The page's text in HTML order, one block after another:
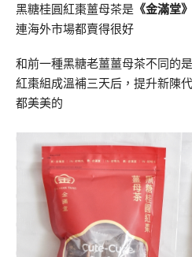
黑糖桂圓紅棗薑母茶是 《金滿堂》
連海外市場都賣得很好
和前一種黑糖老薑薑母茶不同的
紅棗組成溫補三天后，提升新陳
都美美的